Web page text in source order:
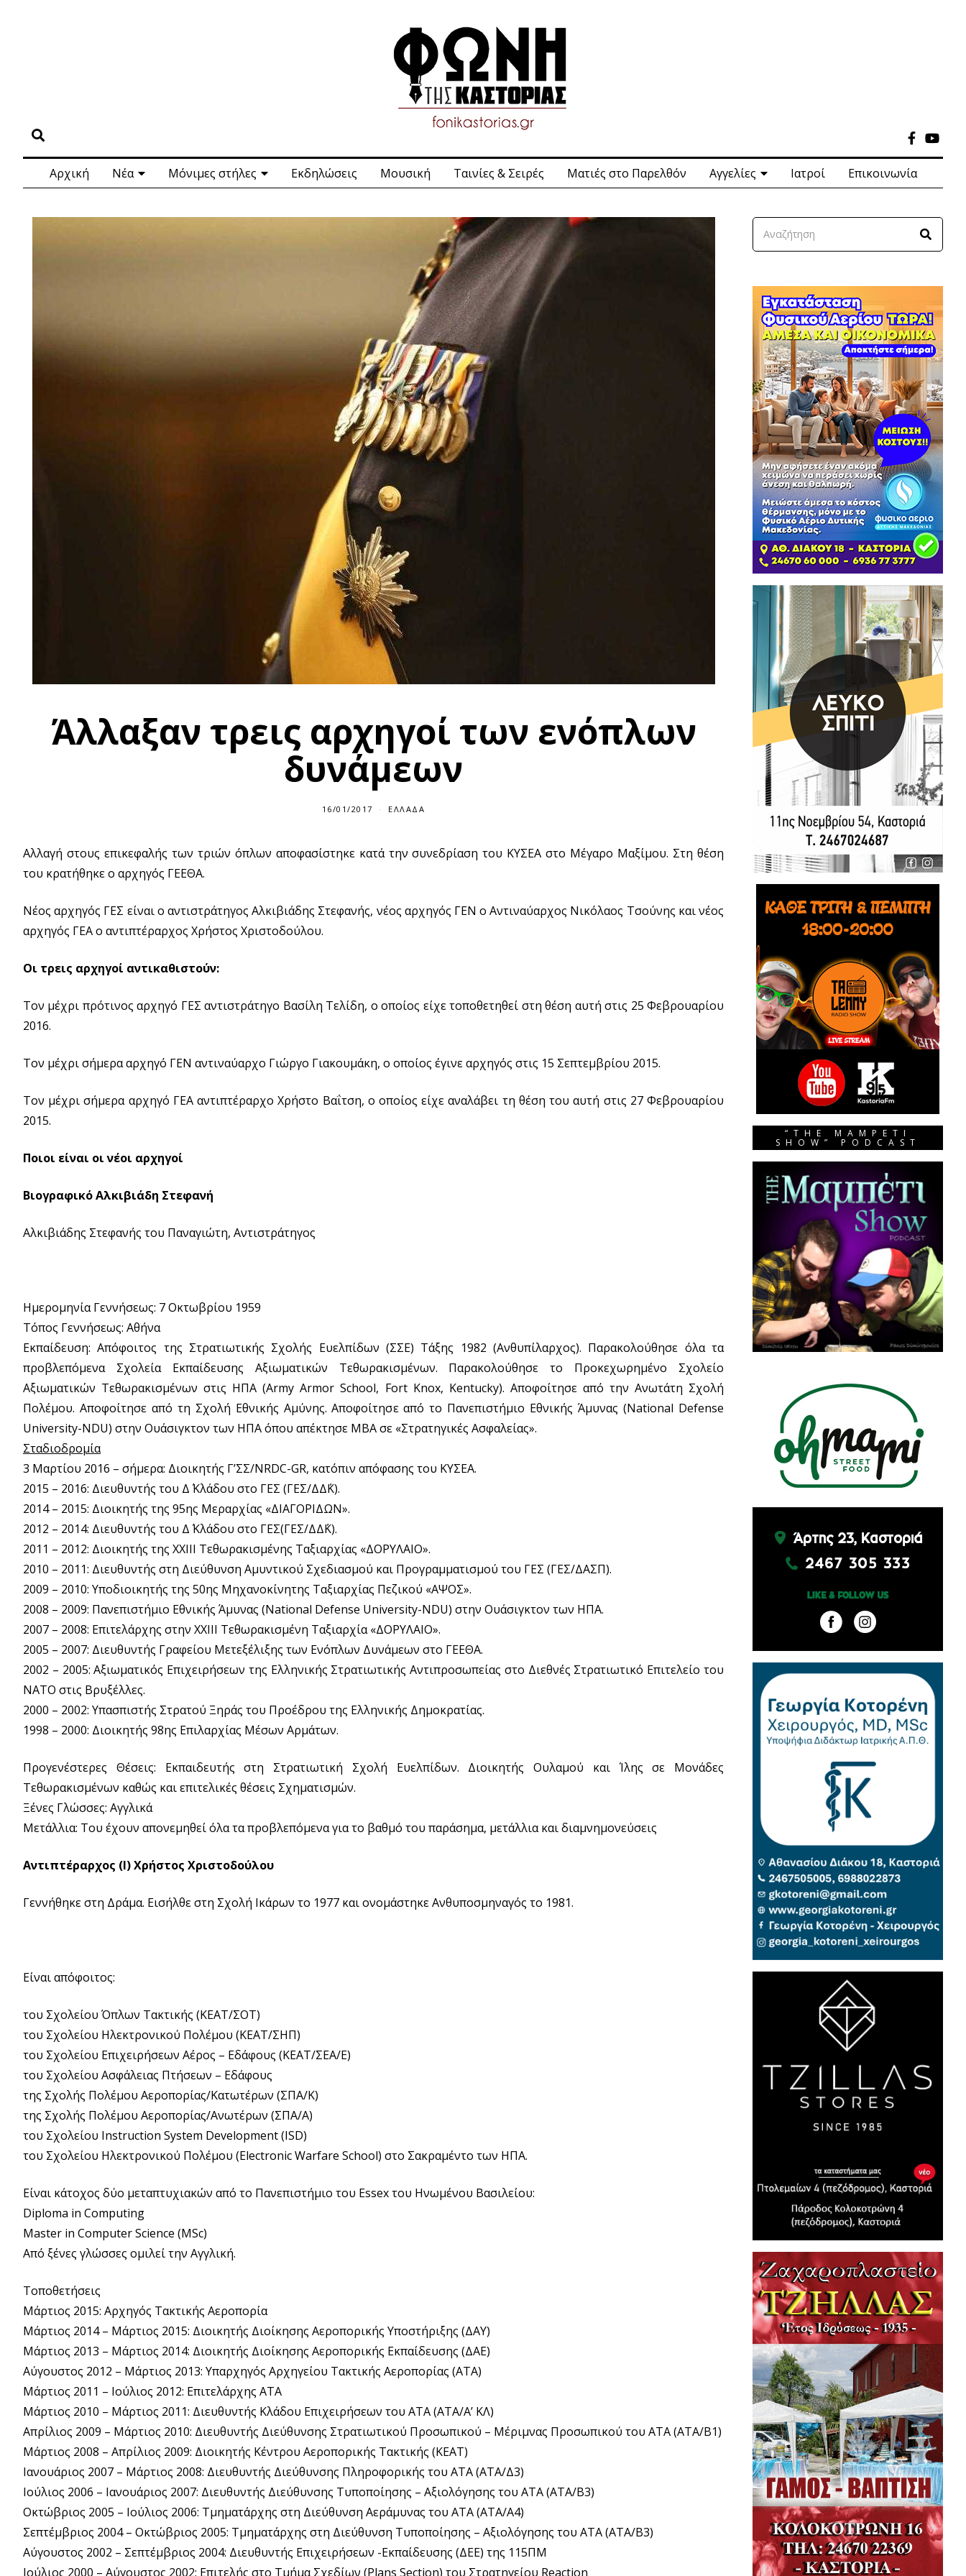
Αρχική Νέα Μόνιμες στήλες Εκδηλώσεις Μουσική Ταινίες & Σειρές Ματιές στο Παρελθόν Αγγελίες Ιατροί Επικοινωνία
Άλλαξαν τρεις αρχηγοί των ενόπλων
δυνάμεων
16/01/2017
1
ΕΛΛΆΔΑ
Αλλαγή στους επικεφαλής των τριών όπλων αποφασίστηκε κατά την συνεδρίαση του ΚΥΣΕΑ στο Μέγαρο Μαξίμου. Στη θέση
του κρατήθηκε ο αρχηγός ΓΕΕΘΑ.
Νέος αρχηγός ΓΕΣ είναι ο αντιστράτηγος Αλκιβιάδης Στεφανής, νέος αρχηγός ΓΕΝ ο Αντιναύαρχος Νικόλαος Τσούνης και νέος
αρχηγός ΓΕΑ ο αντιπτέραρχος Χρήστος Χριστοδούλου.
Οι τρεις αρχηγοί αντικαθιστούν:
Τον μέχρι πρότινος αρχηγό ΓΕΣ αντιστράτηγο Βασίλη Τελίδη, ο οποίος είχε τοποθετηθεί στη θέση αυτή στις 25 Φεβρουαρίου
2016.
Τον μέχρι σήμερα αρχηγό ΓΕΝ αντιναύαρχο Γιώργο Γιακουμάκη, ο οποίος έγινε αρχηγός στις 15 Σεπτεμβρίου 2015.
Τον μέχρι σήμερα αρχηγό ΓΕΑ αντιπτέραρχο Χρήστο Βαΐτση, ο οποίος είχε αναλάβει τη θέση του αυτή στις 27 Φεβρουαρίου
2015.
Ποιοι είναι οι νέοι αρχηγοί
Βιογραφικό Αλκιβιάδη Στεφανή
Αλκιβιάδης Στεφανής του Παναγιώτη, Αντιστράτηγος
Ημερομηνία Γεννήσεως: 7 Οκτωβρίου 1959
Τόπος Γεννήσεως: Αθήνα
Εκπαίδευση: Απόφοιτος της Στρατιωτικής Σχολής Ευελπίδων (ΣΣΕ) Τάξης 1982 (Ανθυπίλαρχος). Παρακολούθησε όλα τα
προβλεπόμενα Σχολεία Εκπαίδευσης Αξιωματικών Τεθωρακισμένων. Παρακολούθησε το Προκεχωρημένο Σχολείο
Αξιωματικών Τεθωρακισμένων στις ΗΠΑ (Army Armor School, Fort Knox, Kentucky). Αποφοίτησε από την Ανωτάτη Σχολή
Πολέμου. Αποφοίτησε από τη Σχολή Εθνικής Αμύνης. Αποφοίτησε από το Πανεπιστήμιο Εθνικής Άμυνας (National Defense
University-NDU) στην Ουάσιγκτον των ΗΠΑ όπου απέκτησε MBA σε «Στρατηγικές Ασφαλείας».
Σταδιοδρομία
3 Μαρτίου 2016 – σήμερα: Διοικητής Γ’ΣΣ/NRDC-GR, κατόπιν απόφασης του ΚΥΣΕΑ.
2015 – 2016: Διευθυντής του Δ΄ Κλάδου στο ΓΕΣ (ΓΕΣ/ΔΔ΄Κ).
2014 – 2015: Διοικητής της 95ης Μεραρχίας «ΔΙΑΓΟΡΙΔΩΝ».
2012 – 2014: Διευθυντής του Δ΄ Κλάδου στο ΓΕΣ(ΓΕΣ/ΔΔ΄Κ).
2011 – 2012: Διοικητής της XXIII Τεθωρακισμένης Ταξιαρχίας «ΔΟΡΥΛΑΙΟ».
2010 – 2011: Διευθυντής στη Διεύθυνση Αμυντικού Σχεδιασμού και Προγραμματισμού του ΓΕΣ (ΓΕΣ/ΔΑΣΠ).
2009 – 2010: Υποδιοικητής της 50ης Μηχανοκίνητης Ταξιαρχίας Πεζικού «ΑΨΟΣ».
2008 – 2009: Πανεπιστήμιο Εθνικής Άμυνας (National Defense University-NDU) στην Ουάσιγκτον των ΗΠΑ.
2007 – 2008: Επιτελάρχης στην XXIII Τεθωρακισμένη Ταξιαρχία «ΔΟΡΥΛΑΙΟ».
2005 – 2007: Διευθυντής Γραφείου Μετεξέλιξης των Ενόπλων Δυνάμεων στο ΓΕΕΘΑ.
2002 – 2005: Αξιωματικός Επιχειρήσεων της Ελληνικής Στρατιωτικής Αντιπροσωπείας στο Διεθνές Στρατιωτικό Επιτελείο του
ΝΑΤΟ στις Βρυξέλλες.
2000 – 2002: Υπασπιστής Στρατού Ξηράς του Προέδρου της Ελληνικής Δημοκρατίας.
1998 – 2000: Διοικητής 98ης Επιλαρχίας Μέσων Αρμάτων.
Προγενέστερες Θέσεις: Εκπαιδευτής στη Στρατιωτική Σχολή Ευελπίδων. Διοικητής Ουλαμού και Ίλης σε Μονάδες
Τεθωρακισμένων καθώς και επιτελικές θέσεις Σχηματισμών.
Ξένες Γλώσσες: Αγγλικά
Μετάλλια: Του έχουν απονεμηθεί όλα τα προβλεπόμενα για το βαθμό του παράσημα, μετάλλια και διαμνημονεύσεις
Αντιπτέραρχος (Ι) Χρήστος Χριστοδούλου
Γεννήθηκε στη Δράμα. Εισήλθε στη Σχολή Ικάρων το 1977 και ονομάστηκε Ανθυποσμηναγός το 1981.
Είναι απόφοιτος:
του Σχολείου Όπλων Τακτικής (ΚΕΑΤ/ΣΟΤ)
του Σχολείου Ηλεκτρονικού Πολέμου (ΚΕΑΤ/ΣΗΠ)
του Σχολείου Επιχειρήσεων Αέρος – Εδάφους (ΚΕΑΤ/ΣΕΑ/Ε)
του Σχολείου Ασφάλειας Πτήσεων – Εδάφους
της Σχολής Πολέμου Αεροπορίας/Κατωτέρων (ΣΠΑ/Κ)
της Σχολής Πολέμου Αεροπορίας/Ανωτέρων (ΣΠΑ/Α)
του Σχολείου Instruction System Development (ISD)
του Σχολείου Ηλεκτρονικού Πολέμου (Electronic Warfare School) στο Σακραμέντο των ΗΠΑ.
Είναι κάτοχος δύο μεταπτυχιακών από το Πανεπιστήμιο του Essex του Ηνωμένου Βασιλείου:
Diploma in Computing
Master in Computer Science (MSc)
Από ξένες γλώσσες ομιλεί την Αγγλική.
Τοποθετήσεις
Μάρτιος 2015: Αρχηγός Τακτικής Αεροπορία
Μάρτιος 2014 – Μάρτιος 2015: Διοικητής Διοίκησης Αεροπορικής Υποστήριξης (ΔΑΥ)
Μάρτιος 2013 – Μάρτιος 2014: Διοικητής Διοίκησης Αεροπορικής Εκπαίδευσης (ΔΑΕ)
Αύγουστος 2012 – Μάρτιος 2013: Υπαρχηγός Αρχηγείου Τακτικής Αεροπορίας (ΑΤΑ)
Μάρτιος 2011 – Ιούλιος 2012: Επιτελάρχης ΑΤΑ
Μάρτιος 2010 – Μάρτιος 2011: Διευθυντής Κλάδου Επιχειρήσεων του ΑΤΑ (ΑΤΑ/Α’ ΚΛ)
Απρίλιος 2009 – Μάρτιος 2010: Διευθυντής Διεύθυνσης Στρατιωτικού Προσωπικού – Μέριμνας Προσωπικού του ΑΤΑ (ΑΤΑ/Β1)
Μάρτιος 2008 – Απρίλιος 2009: Διοικητής Κέντρου Αεροπορικής Τακτικής (ΚΕΑΤ)
Ιανουάριος 2007 – Μάρτιος 2008: Διευθυντής Διεύθυνσης Πληροφορικής του ΑΤΑ (ΑΤΑ/Δ3)
Ιούλιος 2006 – Ιανουάριος 2007: Διευθυντής Διεύθυνσης Τυποποίησης – Αξιολόγησης του ΑΤΑ (ΑΤΑ/Β3)
Οκτώβριος 2005 – Ιούλιος 2006: Τμηματάρχης στη Διεύθυνση Αεράμυνας του ΑΤΑ (ΑΤΑ/Α4)
Σεπτέμβριος 2004 – Οκτώβριος 2005: Τμηματάρχης στη Διεύθυνση Τυποποίησης – Αξιολόγησης του ΑΤΑ (ΑΤΑ/Β3)
Αύγουστος 2002 – Σεπτέμβριος 2004: Διευθυντής Επιχειρήσεων -Εκπαίδευσης (ΔΕΕ) της 115ΠΜ
Ιούλιος 2000 – Αύγουστος 2002: Επιτελής στο Τμήμα Σχεδίων (Plans Section) του Στρατηγείου Reaction
“THE MAMPETI
SHOW” PODCAST